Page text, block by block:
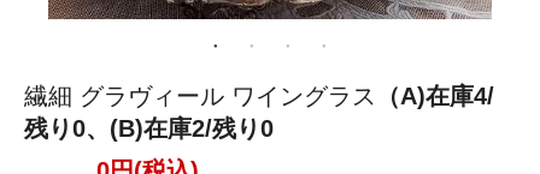
繊細 グラヴィール ワイングラス
（A)在庫4/
残り0、(B)在庫2/残り0